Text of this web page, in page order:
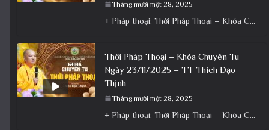
Tháng mười một 28, 2025
+ Pháp thoại: Thời Pháp Thoại – Khóa Chuyên Tu Ngày 22/11/2025 – TT Thích Đạo Thịnh + Album: Pháp
Thời Pháp Thoại – Khóa Chuyên Tu
Ngày 23/11/2025 – TT Thích Đạo
Thịnh
Tháng mười một 28, 2025
+ Pháp thoại: Thời Pháp Thoại – Khóa Chuyên Tu Ngày 23/11/2025 – TT Thích Đạo Thịnh + Album: Pháp